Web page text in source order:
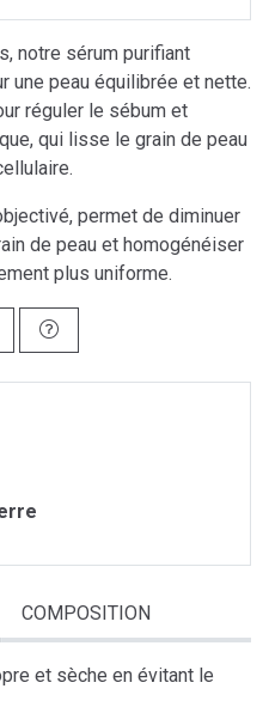
notre sérum purifiant
une peau équilibrée et nette.
réguler le sébum et
qui lisse le grain de peau
permet de diminuer
de peau et homogénéiser
plus uniforme.
COMPOSITION
et sèche en évitant le